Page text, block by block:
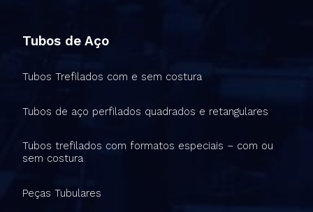
Tubos de Aço
Tubos Trefilados com e sem costura
Tubos de aço perfilados quadrados e retangulares
Tubos trefilados com formatos especiais – com ou
sem costura
Peças Tubulares